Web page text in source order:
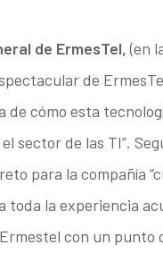
de ErmesTel,(en
de
cómo esta
sector de las TI”.
para la compañía
la experiencia
con un punto